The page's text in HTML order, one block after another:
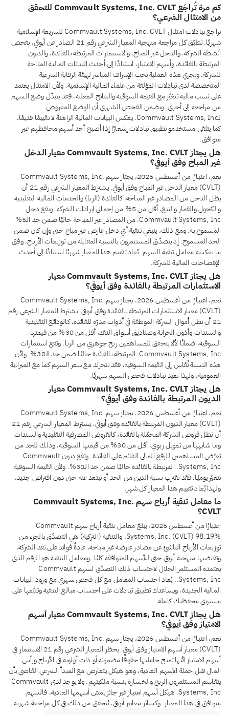
كم مرة تُراجَع Commvault Systems, Inc. CVLT للتحقق
من الامتثال الشرعي؟
تراجع تبادلات امتثال Commvault Systems, Inc. CVLT للشريعة الإسلامية
شهريًا. تطبّق كل مراجعة منهجية المعيار الشرعي رقم 21 الصادر عن أيوفي، بفحص
أنشطة الشركة، والدخل غير المباح، والاستثمارات المرتبطة بالفائدة، والديون
المرتبطة بالفائدة، وأسهم الامتياز، استنادًا إلى أحدث البيانات المالية المتاحة
للشركة. وتجري هذه العملية تحت الإشراف المباشر لهيئة الرقابة الشرعية
المتخصصة لدى تبادلات المؤلفة من علماء المالية الإسلامية. ولأن الامتثال يعتمد
على نسب مالية تتغيّر مع القيمة السوقية والنتائج المعلنة، فقد يتبدّل وضع السهم
من مراجعة إلى أخرى. ويضمن الفحص الشهري أن الوضع المعروض
لـCommvault Systems, Inc. يعكس البيانات المالية الراهنة لا تقييمًا قديمًا،
كما يتلقى مستخدمو تطبيق تبادلات إشعارًا إذا أصبح أحد أسهم محافظهم غير
متوافق.
هل يجتاز Commvault Systems, Inc. CVLT معيار الدخل
غير المباح وفق أيوفي؟
نعم، اعتبارًا من أغسطس 2026، يجتاز سهم Commvault Systems, Inc.
(CVLT) معيار الدخل غير المباح وفق أيوفي. يشترط المعيار الشرعي رقم 21 أن
يظل الدخل من المصادر غير المباحة، كالفائدة (الربا) والخدمات المالية التقليدية
والكحول والقمار والتبغ، أقل من 5% من إجمالي إيرادات الشركة. ويقع دخل
Commvault Systems, Inc. من المصادر غير المباحة حاليًا ضمن حد الـ5%
المسموح به. ومع ذلك، ينبغي تنقية أي دخل عارض غير مباح حتى وإن كان ضمن
الحد المسموح: إذ يتصدّق المستثمرون بالنسبة المقابلة من توزيعات الأرباح، وفق
ما يعكسه معامل تنقية السهم. يُعاد تقييم هذا المعيار شهريًا استنادًا إلى أحدث
الإفصاحات المالية للشركة.
هل يجتاز Commvault Systems, Inc. CVLT معيار
الاستثمارات المرتبطة بالفائدة وفق أيوفي؟
نعم، اعتبارًا من أغسطس 2026، يجتاز سهم Commvault Systems, Inc.
(CVLT) معيار الاستثمارات المرتبطة بالفائدة وفق أيوفي. يشترط المعيار الشرعي رقم
21 أن تظل أموال الشركة الموظفة في أدوات مدرّة للفائدة، كالودائع التقليدية
والسندات وأذون الخزانة وصناديق أسواق النقد، أقل من 30% من قيمتها
السوقية، ضمانًا لألا يتحقق للمساهمين ربح جوهري من الربا. وتقع استثمارات
Commvault Systems, Inc. المرتبطة بالفائدة حاليًا ضمن حد الـ30%. ولأن
هذه النسبة تُقاس إلى القيمة السوقية، فقد تتحرك مع سعر السهم كما مع الميزانية
العمومية، ولهذا تعيد تبادلات فحص السهم شهريًا.
هل يجتاز Commvault Systems, Inc. CVLT معيار
الديون المرتبطة بالفائدة وفق أيوفي؟
نعم، اعتبارًا من أغسطس 2026، يجتاز سهم Commvault Systems, Inc.
(CVLT) معيار الديون المرتبطة بالفائدة وفق أيوفي. يشترط المعيار الشرعي رقم 21
أن تظل قروض الشركة المحمّلة بالفائدة، كالقروض المصرفية التقليدية والسندات
وما شابهها من تمويل ربوي، أقل من 30% من قيمتها السوقية، وذلك للحد من
تعرّض المساهمين للرفع المالي القائم على الفائدة. وتقع ديون Commvault
Systems, Inc. المرتبطة بالفائدة حاليًا ضمن حد الـ30%. ولأن القيمة السوقية
تتغيّر يوميًا، فقد تقترب نسبة الدين من الحد أو تبتعد عنه حتى دون اقتراض جديد،
ولهذا يُعاد تقييم هذا المعيار كل شهر.
ما معامل تنقية أرباح سهم Commvault Systems, Inc.
CVLT؟
اعتبارًا من أغسطس 2026، يبلغ معامل تنقية أرباح سهم Commvault
Systems, Inc. (CVLT) 98.19%. والتنقية (التزكية) هي التصدّق بالجزء من
توزيعات الأرباح الناشئ عن مصادر عارضة غير مباحة، عادةً فوائد على نقد الشركة،
وتقتضيها منهجية أيوفي حتى للأسهم المتوافقة كليًا. ومعامل التنقية هو الرقم الذي
يعتمده المستثمر الحلال لاحتساب ذلك التصدّق لسهم Commvault
Systems, Inc.. يُعاد احتساب المعامل مع كل فحص شهري مع ورود البيانات
المالية الجديدة، ويساعدك تطبيق تبادلات على احتساب مبالغ التنقية وتتبّعها على
مستوى محفظتك كاملة.
هل يجتاز Commvault Systems, Inc. CVLT معيار أسهم
الامتياز وفق أيوفي؟
نعم، اعتبارًا من أغسطس 2026، يجتاز سهم Commvault Systems, Inc.
(CVLT) معيار أسهم الامتياز وفق أيوفي. يحظر المعيار الشرعي رقم 21 الاستثمار في
أسهم الامتياز لأنها تمنح حامليها حقوقًا مضمونة أو ذات أولوية في الأرباح ورأس
المال قبل حملة الأسهم العادية، وهو هيكل يتعارض مع المبدأ الشرعي القاضي بأن
يتقاسم المستثمرون الربح والخسارة بنسبة ملكيتهم. ولا يوجد لدى Commvault
Systems, Inc. هيكل أسهم امتياز غير جائز يمسّ أسهمها العادية، فالسهم
متوافق في هذا المعيار. وكسائر معايير أيوفي، يُتحقق من ذلك في كل مراجعة شهرية.